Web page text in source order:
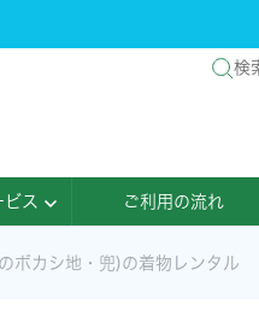
検
ビス ご利用の流れ
ボカシ地・兜)の着物レンタル